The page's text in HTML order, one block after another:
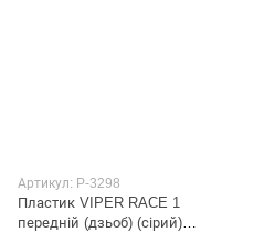
Артикул: P-3298
Пластик VIPER RACE 1
передній (дзьоб) (сірий)